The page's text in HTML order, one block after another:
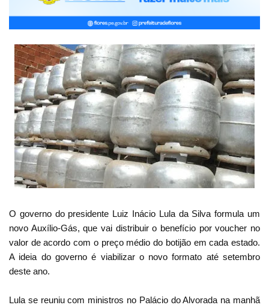
O governo do presidente Luiz Inácio Lula da Silva formula um
novo Auxílio-Gás, que vai distribuir o benefício por voucher no
valor de acordo com o preço médio do botijão em cada estado.
A ideia do governo é viabilizar o novo formato até setembro
deste ano.
Lula se reuniu com ministros no Palácio do Alvorada na manhã